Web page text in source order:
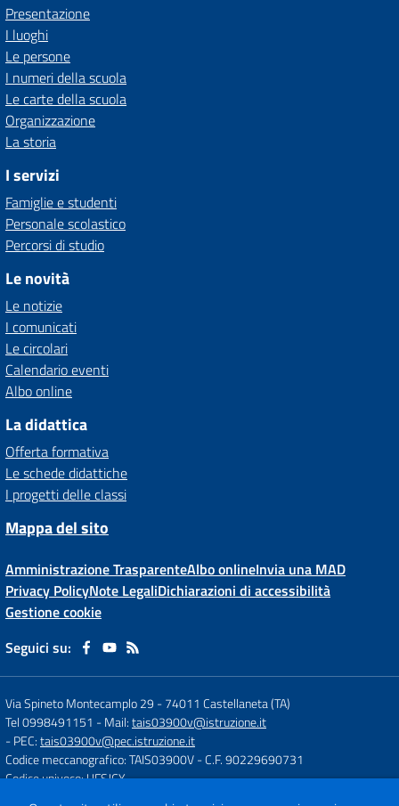
Presentazione
I luoghi
Le persone
I numeri della scuola
Le carte della scuola
Organizzazione
La storia
I servizi
Famiglie e studenti
Personale scolastico
Percorsi di studio
Le novità
Le notizie
I comunicati
Le circolari
Calendario eventi
Albo online
La didattica
Offerta formativa
Le schede didattiche
I progetti delle classi
Mappa del sito
Amministrazione TrasparenteAlbo onlineInvia una MAD
Privacy PolicyNote LegaliDichiarazioni di accessibilità
Gestione cookie
Seguici su:
Via Spineto Montecamplo 29 -74011 Castellaneta (TA)
Tel 0998491151 - Mail:tais03900v@istruzione.it
- PEC:tais03900v@pec.istruzione.it
Codice meccanografico: TAIS03900V- C.F. 90229690731
Codice univoco: UFSJCY